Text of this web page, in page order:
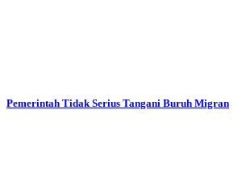
Pemerintah Tidak Serius Tangani Buruh Migran